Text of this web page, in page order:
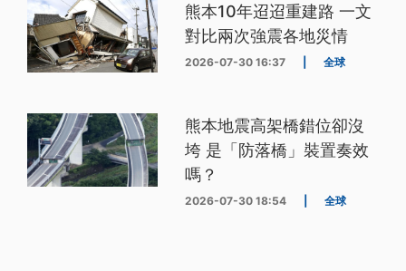
熊本10年迢迢重建路 一文
對比兩次強震各地災情
2026-07-30 16:37 全球
熊本地震高架橋錯位卻沒
垮 是「防落橋」裝置奏效
嗎？
2026-07-30 18:54 全球